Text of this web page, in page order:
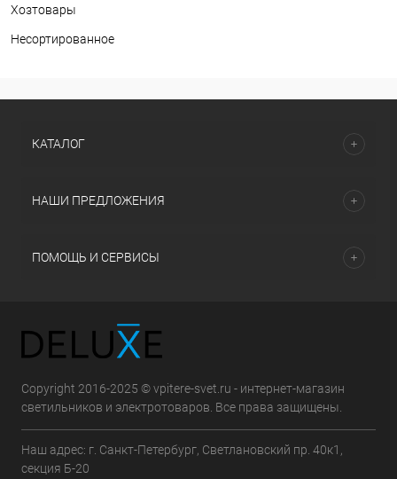
Хозтовары
Несортированное
КАТАЛОГ
НАШИ ПРЕДЛОЖЕНИЯ
ПОМОЩЬ И СЕРВИСЫ
Copyright 2016-2025 © vpitere-svet.ru - интернет-магазин
светильников и электротоваров. Все права защищены.
Наш адрес: г. Санкт-Петербург, Светлановский пр. 40к1,
секция Б-20